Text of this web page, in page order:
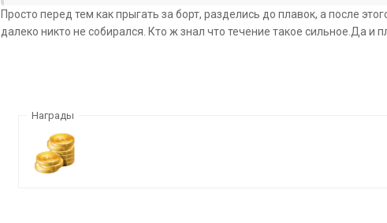
Просто перед тем как прыгать за борт, разделись до плавок, а после
далеко никто не собирался. Кто ж знал что течение такое сильное.Да и
Награды